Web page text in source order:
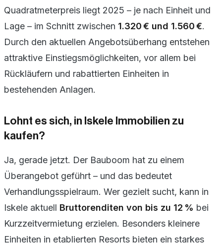
Quadratmeterpreis liegt 2025 – je nach Einheit und
Lage – im Schnitt zwischen 1.320 € und 1.560 €.
Durch den aktuellen Angebotsüberhang entstehen
attraktive Einstiegsmöglichkeiten, vor allem bei
Rückläufern und rabattierten Einheiten in
bestehenden Anlagen.
Lohnt es sich, in Iskele Immobilien zu
kaufen?
Ja, gerade jetzt. Der Bauboom hat zu einem
Überangebot geführt – und das bedeutet
Verhandlungsspielraum. Wer gezielt sucht, kann in
Iskele aktuell Bruttorenditen von bis zu 12 % bei
Kurzzeitvermietung erzielen. Besonders kleinere
Einheiten in etablierten Resorts bieten ein starkes